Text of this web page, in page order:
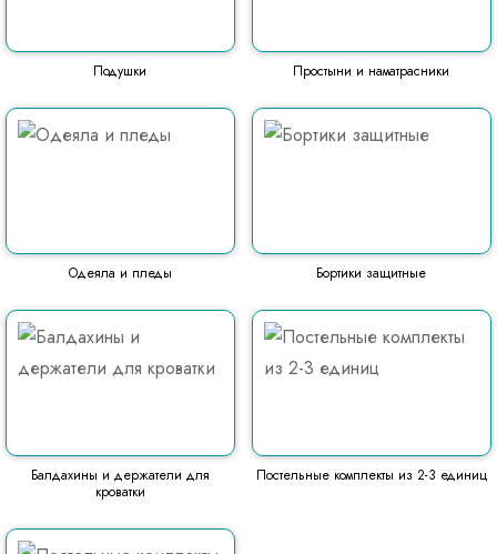
Подушки Простыни и наматрасники
Одеяла и пледы Бортики защитные
Балдахины и держатели для
кроватки
Постельные комплекты из 2-3 единиц